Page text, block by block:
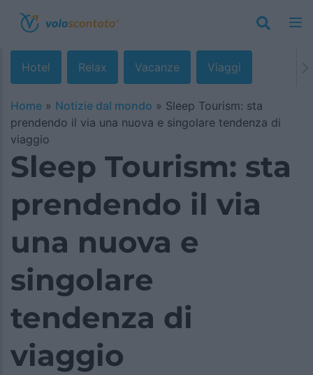
Hotel Relax Vacanze Viaggi
Home » Notizie dal mondo » Sleep Tourism: sta
prendendo il via una nuova e singolare tendenza di
viaggio
Sleep Tourism: sta
prendendo il via
una nuova e
singolare
tendenza di
viaggio